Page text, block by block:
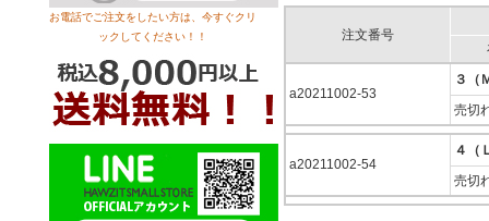
お電話でご注文をしたい方は、今すぐクリ
ックしてください！！
注文番号
a20211002-53
３（
売切
a20211002-54
４（
売切